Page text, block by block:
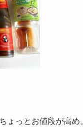
っとお値段が高め。